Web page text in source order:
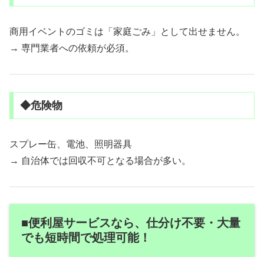
商用イベントのゴミは「家庭ごみ」として出せません。
→ 専門業者への依頼が必須。
◆危険物
スプレー缶、電池、照明器具
→ 自治体では回収不可となる場合が多い。
■便利屋サービスなら、仕分け不要・大量
でも短時間で処理可能！